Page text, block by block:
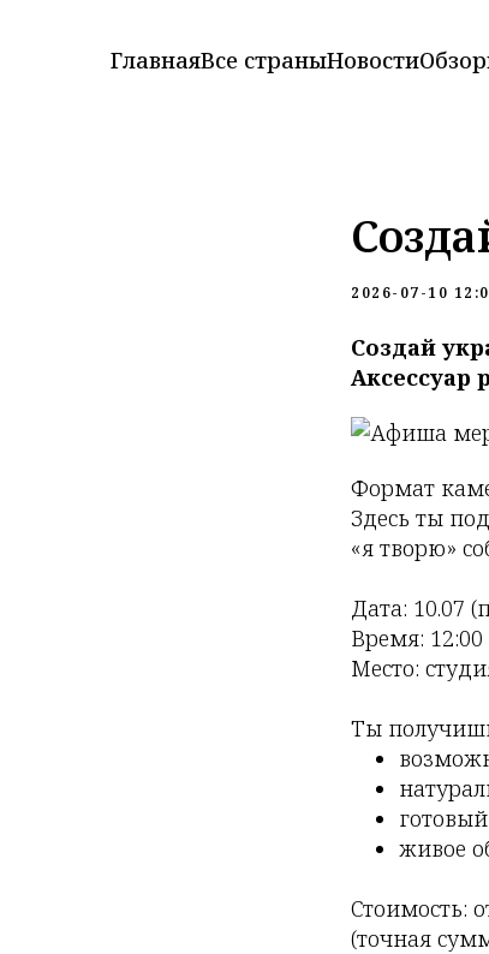
ГлавнаяВсе страныНовости
2026-07-10
Создай
Аксессуар
Формат
Здесь ты
«я творю»
Дата: 10.07
Время: 12:00
Место:
Ты
живое
Стоимость:
(точная